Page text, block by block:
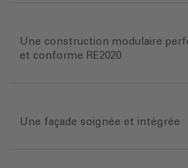
Une construction modulaire
et conforme RE2020
Une façade soignée et intégrée